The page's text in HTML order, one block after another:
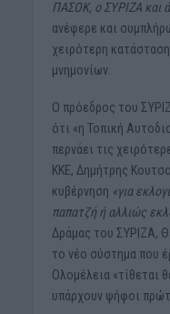
ΠΑΣΟΚ, ο ΣΥΡΙΖΑ και
ανέφερε και
χειρότερη
μνημονίων.
Ο πρόεδρος του
ότι «η Τοπική
περνάει τις
ΚΚΕ, Δημήτρης
κυβέρνηση «για
παπατζή ή αλλιώς
Δράμας του ΣΥΡΙΖΑ,
το νέο σύστημα που
Ολομέλεια «τίθεται
υπάρχουν ψήφοι